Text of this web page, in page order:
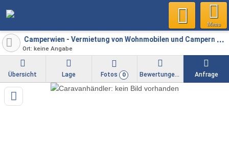
Menu
Camperwien - Vermietung von Wohnmobilen und Campern
Ort: keine Angabe
Übersicht Lage Fotos 0 Bewertungen Anfrage